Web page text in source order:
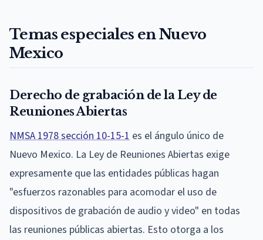
Temas especiales en Nuevo
Mexico
Derecho de grabación de la Ley de
Reuniones Abiertas
NMSA 1978 sección 10-15-1 es el ángulo único de
Nuevo Mexico. La Ley de Reuniones Abiertas exige
expresamente que las entidades públicas hagan
"esfuerzos razonables para acomodar el uso de
dispositivos de grabación de audio y video" en todas
las reuniones públicas abiertas. Esto otorga a los